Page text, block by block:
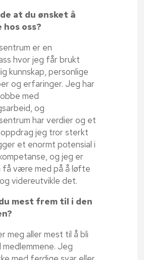
at du ønsket å
hos oss?
er en
hvor jeg får brukt
kunnskap, personlige
og erfaringer. Jeg har
med
og
har verdier og et
jeg tror sterkt
et enormt potensial i
og jeg er
få være med på å løfte
videreutvikle det.
mest frem til i den
meg aller mest til å bli
Jeg